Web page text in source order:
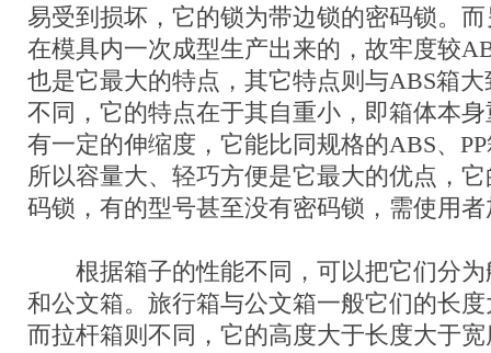
易受到损坏，它的锁为带边锁的密码锁。
在模具内一次成型生产出来的，故牢度较
也是它最大的特点，其它特点则与ABS箱
不同，它的特点在于其自重小，即箱体本
有一定的伸缩度，它能比同规格的ABS、
所以容量大、轻巧方便是它最大的优点，
码锁，有的型号甚至没有密码锁，需使用
根据箱子的性能不同，可以把它们分为
和公文箱。旅行箱与公文箱一般它们的长
而拉杆箱则不同，它的高度大于长度大于